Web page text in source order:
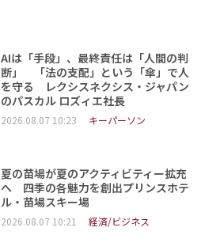
AIは「手段」、最終責任は「人間の判
断」 「法の支配」という「傘」で人
を守る レクシスネクシス・ジャパン
のパスカル ロズィエ社長
2026.08.07 10:23 キーパーソン
夏の苗場が夏のアクティビティー拡充
へ 四季の各魅力を創出プリンスホテ
ル・苗場スキー場
2026.08.07 10:21 経済/ビジネス